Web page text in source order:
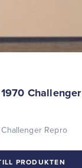
Challenger
Repro
PRODUKTEN